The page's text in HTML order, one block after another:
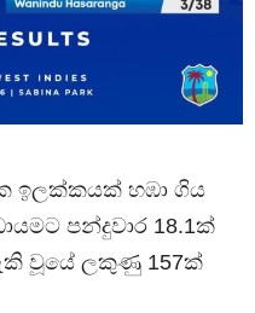
ඉලක්කයක් හඹා ගිය
පන්දුවාර 18.1ක්
වූයේ ලකුණු 157ක්